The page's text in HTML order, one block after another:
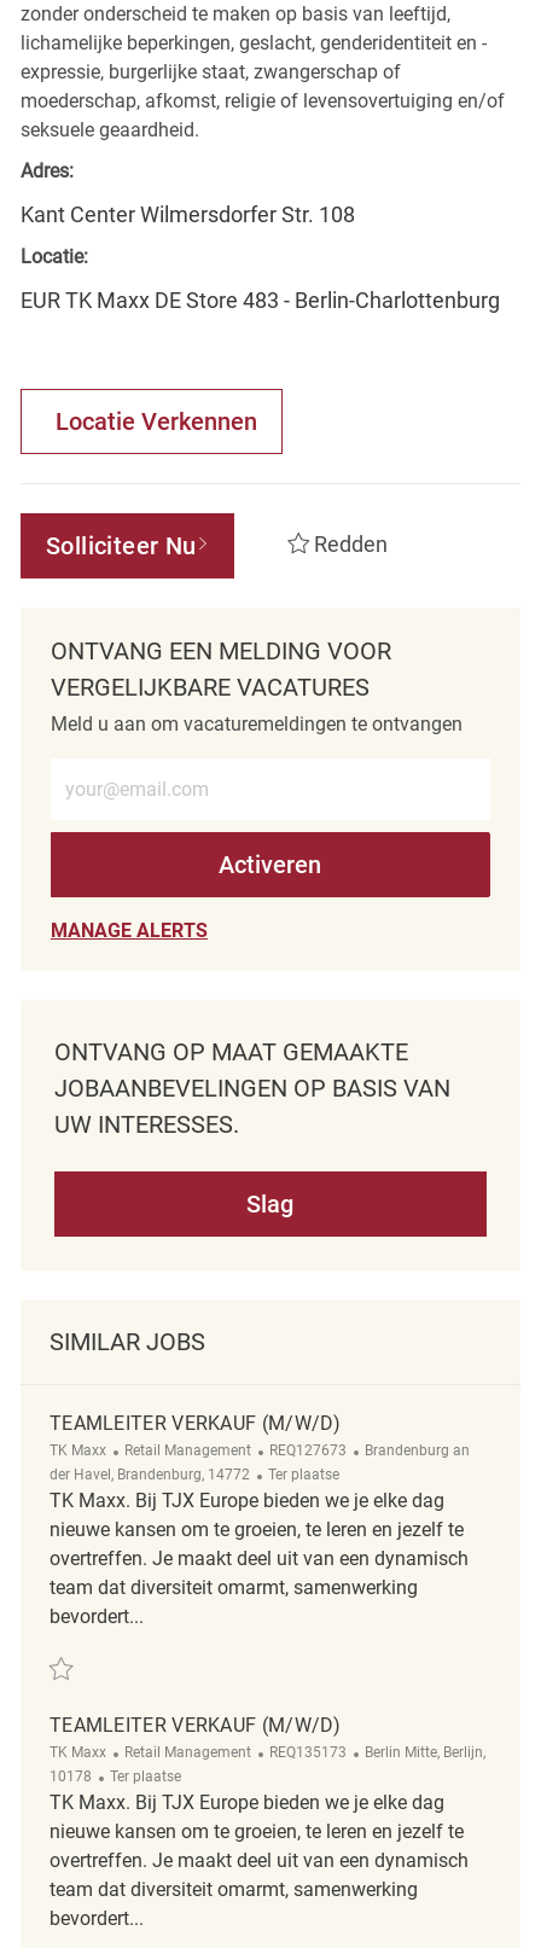
zonder onderscheid te maken op basis van leeftijd,
lichamelijke beperkingen, geslacht, genderidentiteit en -
expressie, burgerlijke staat, zwangerschap of
moederschap, afkomst, religie of levensovertuiging en/of
seksuele geaardheid.
Adres:
Kant Center Wilmersdorfer Str. 108
Locatie:
EUR TK Maxx DE Store 483 - Berlin-Charlottenburg
Locatie Verkennen
Solliciteer Nu Redden
ONTVANG EEN MELDING VOOR
VERGELIJKBARE VACATURES
Meld u aan om vacaturemeldingen te ontvangen
Activeren
MANAGE ALERTS
ONTVANG OP MAAT GEMAAKTE
JOBAANBEVELINGEN OP BASIS VAN
UW INTERESSES.
Slag
SIMILAR JOBS
TEAMLEITER VERKAUF (M/W/D)
TK Maxx Categorie
Retail Management ReqId
REQ127673 Plaats
Brandenburg an
der Havel, Brandenburg, 14772
Afgelegen
Ter plaatse
TK Maxx. Bij TJX Europe bieden we je elke dag
nieuwe kansen om te groeien, te leren en jezelf te
overtreffen. Je maakt deel uit van een dynamisch
team dat diversiteit omarmt, samenwerking
bevordert...
Redden Teamleiter Verkauf (m/w/d) REQ127673
TEAMLEITER VERKAUF (M/W/D)
TK Maxx Categorie
Retail Management ReqId
REQ135173 Plaats
Berlin Mitte, Berlijn,
10178
Afgelegen
Ter plaatse
TK Maxx. Bij TJX Europe bieden we je elke dag
nieuwe kansen om te groeien, te leren en jezelf te
overtreffen. Je maakt deel uit van een dynamisch
team dat diversiteit omarmt, samenwerking
bevordert...